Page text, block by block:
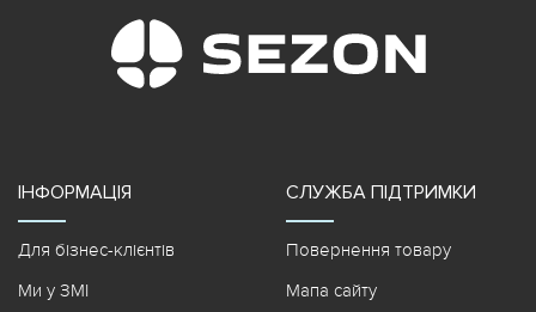
ІНФОРМАЦІЯ
Для бізнес-клієнтів
Ми у ЗМІ
СЛУЖБА ПІДТРИМКИ
Повернення товару
Мапа сайту